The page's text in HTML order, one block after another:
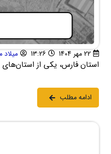
22 مهر 1404 13:26 میلاد
استان فارس، یکی از
ادامه مطلب